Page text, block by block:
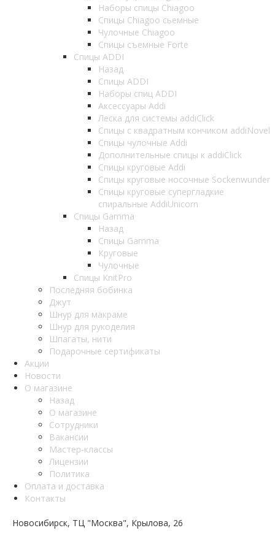
Наборы спицы Chiagoo
Спицы Chiagoo сьемные
Чулочные Chiagoo
Спицы съемные Forte
Спицы ADDI
Назад
Спицы ADDI
Наборы спиц ADDI
Аксессуары Addi
Леска для системы addiClick
Спицы с квадратным кончиком addiNovel
Спицы чулочные Addi
Дополнительные спицы к addiClick
Спицы круговые Addi
Спицы круговые носочные Sockenwunder
Спицы круговые супергладкие
спиральные AddiUnicorn
Спицы Gamma
Назад
Спицы Gamma
Круговые
Чулочные
Спицы KnitPro
Последняя бобинка
Джут
Шнур для макраме
Шнур для рукоделия
Шпагаты, нити
Подарочные сертификаты
Акции
Новости
О магазине
Назад
О магазине
Сотрудники
Вакансии
Мастер-классы
Лицензии
Политика
Оплата и доставка
Контакты
Новосибирск, ТЦ "Москва", Крылова, 26